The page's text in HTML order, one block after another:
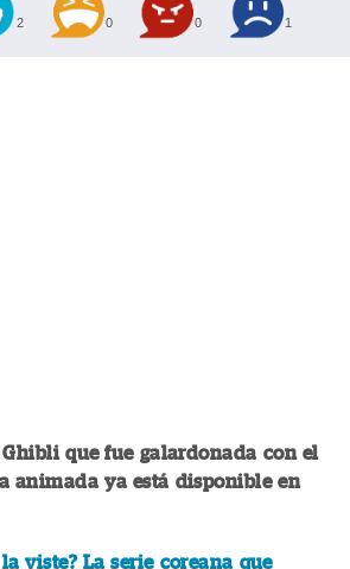
2 0 0 1
que fue galardonada con el
animada ya está disponible en
la viste? La serie coreana que